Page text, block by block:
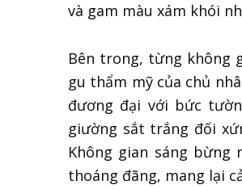
và gam màu xám khói
Bên trong, từng không
gu thẩm mỹ của chủ
đương đại với bức
giường sắt trắng đối
Không gian sáng
thoáng đãng, mang lại